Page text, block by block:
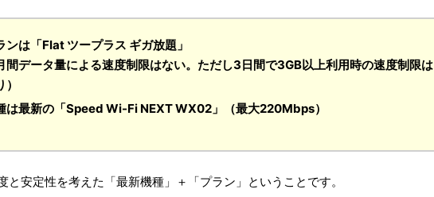
ンは「Flat ツープラス ギガ放題」
間データ量による速度制限はない。ただし3日間で3GB以上利用時の速度制限は
は最新の「Speed Wi-Fi NEXT WX02」（最大220Mbps）
と安定性を考えた「最新機種」＋「プラン」ということです。